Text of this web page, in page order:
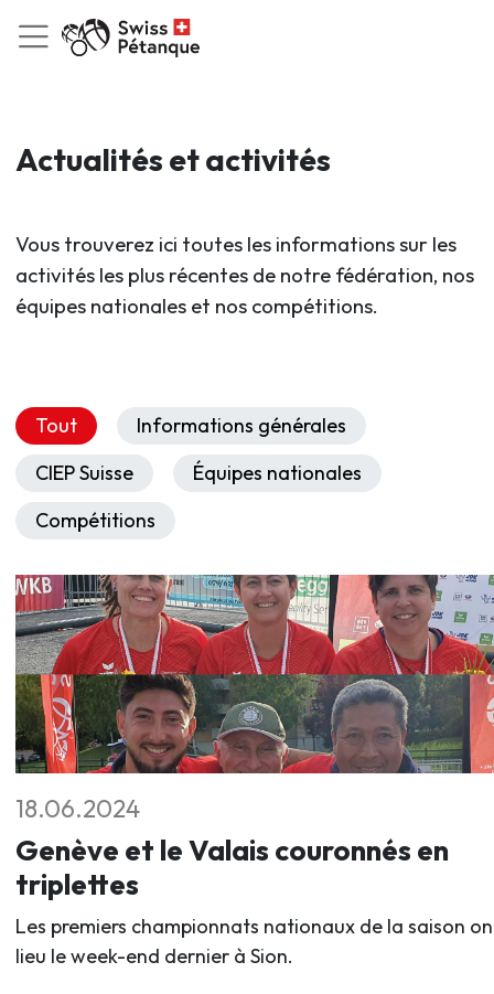
Actualités et activités
Vous trouverez ici toutes les informations sur les
activités les plus récentes de notre fédération, nos
équipes nationales et nos compétitions.
Tout
Informations générales
CIEP Suisse
Équipes nationales
Compétitions
18.06.2024
Genève et le Valais couronnés en
triplettes
Les premiers championnats nationaux de la saison
lieu le week-end dernier à Sion.